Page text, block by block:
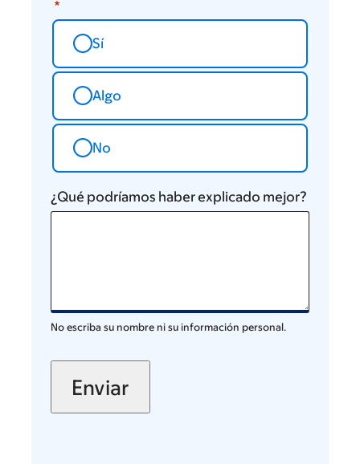
Sí
Algo
No
¿Qué podríamos haber explicado mejor?
No escriba su nombre ni su información personal.